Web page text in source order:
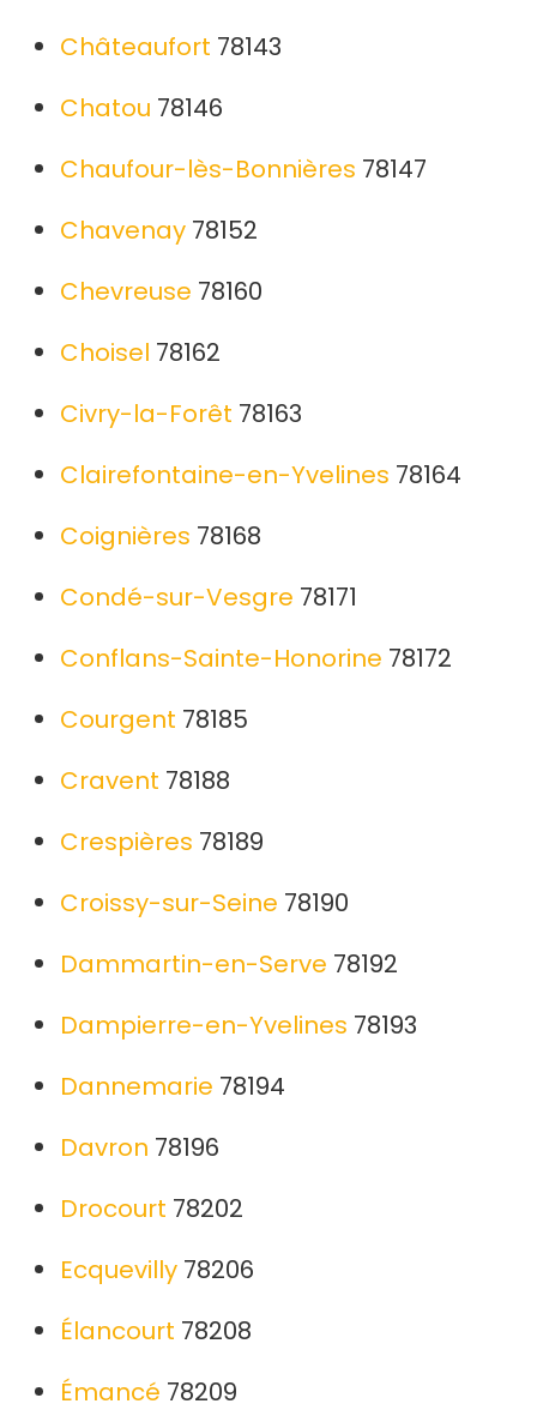
Châteaufort 78143
Chatou 78146
Chaufour-lès-Bonnières 78147
Chavenay 78152
Chevreuse 78160
Choisel 78162
Civry-la-Forêt 78163
Clairefontaine-en-Yvelines 78164
Coignières 78168
Condé-sur-Vesgre 78171
Conflans-Sainte-Honorine 78172
Courgent 78185
Cravent 78188
Crespières 78189
Croissy-sur-Seine 78190
Dammartin-en-Serve 78192
Dampierre-en-Yvelines 78193
Dannemarie 78194
Davron 78196
Drocourt 78202
Ecquevilly 78206
Élancourt 78208
Émancé 78209